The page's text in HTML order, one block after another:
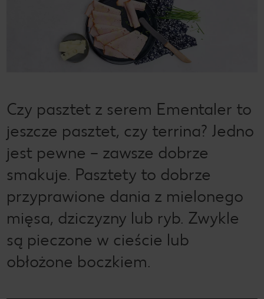
Czy pasztet z serem Ementaler to
jeszcze pasztet, czy terrina? Jedno
jest pewne – zawsze dobrze
smakuje. Pasztety to dobrze
przyprawione dania z mielonego
mięsa, dziczyzny lub ryb. Zwykle
są pieczone w cieście lub
obłożone boczkiem.